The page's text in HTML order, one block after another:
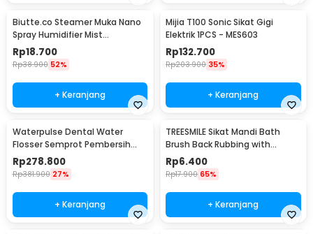
Biutte.co Steamer Muka Nano
Spray Humidifier Mist
Atomization - L-2
Rp18.700
Rp38.900 52%
+ Keranjang
Mijia T100 Sonic Sikat Gigi
Elektrik 1PCS - MES603
Rp132.700
Rp203.900 35%
+ Keranjang
Waterpulse Dental Water
Flosser Semprot Pembersih
Gigi 3 Mode 200ml - V500
Rp278.800
Rp381.900 27%
+ Keranjang
TREESMILE Sikat Mandi Bath
Brush Back Rubbing with
Shower Puff - LF730
Rp6.400
Rp17.900 65%
+ Keranjang